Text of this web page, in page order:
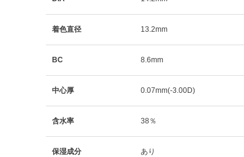
着色直径 13.2mm
BC 8.6mm
中心厚 0.07mm(-3.00D)
含水率 38％
保湿成分 あり